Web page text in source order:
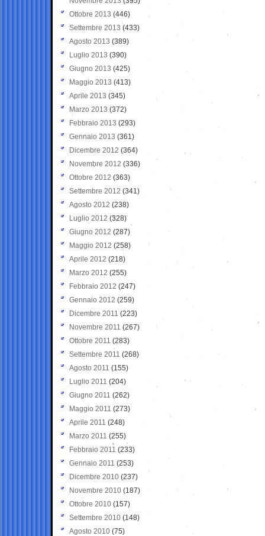
Ottobre 2013 (446)
Settembre 2013 (433)
Agosto 2013 (389)
Luglio 2013 (390)
Giugno 2013 (425)
Maggio 2013 (413)
Aprile 2013 (345)
Marzo 2013 (372)
Febbraio 2013 (293)
Gennaio 2013 (361)
Dicembre 2012 (364)
Novembre 2012 (336)
Ottobre 2012 (363)
Settembre 2012 (341)
Agosto 2012 (238)
Luglio 2012 (328)
Giugno 2012 (287)
Maggio 2012 (258)
Aprile 2012 (218)
Marzo 2012 (255)
Febbraio 2012 (247)
Gennaio 2012 (259)
Dicembre 2011 (223)
Novembre 2011 (267)
Ottobre 2011 (283)
Settembre 2011 (268)
Agosto 2011 (155)
Luglio 2011 (204)
Giugno 2011 (262)
Maggio 2011 (273)
Aprile 2011 (248)
Marzo 2011 (255)
Febbraio 2011 (233)
Gennaio 2011 (253)
Dicembre 2010 (237)
Novembre 2010 (187)
Ottobre 2010 (157)
Settembre 2010 (148)
Agosto 2010 (75)